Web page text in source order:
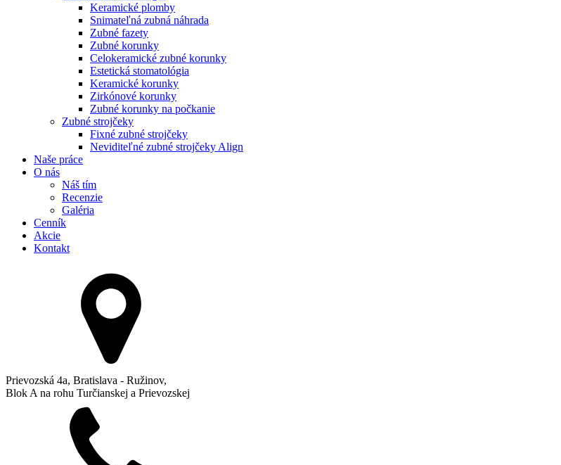
Keramické plomby
Snimateľná zubná náhrada
Zubné fazety
Zubné korunky
Celokeramické zubné korunky
Estetická stomatológia
Keramické korunky
Zirkónové korunky
Zubné korunky na počkanie
Zubné strojčeky
Fixné zubné strojčeky
Neviditeľné zubné strojčeky Align
Naše práce
O nás
Náš tím
Recenzie
Galéria
Cenník
Akcie
Kontakt
Prievozská 4a, Bratislava - Ružinov,
Blok A na rohu Turčianskej a Prievozskej